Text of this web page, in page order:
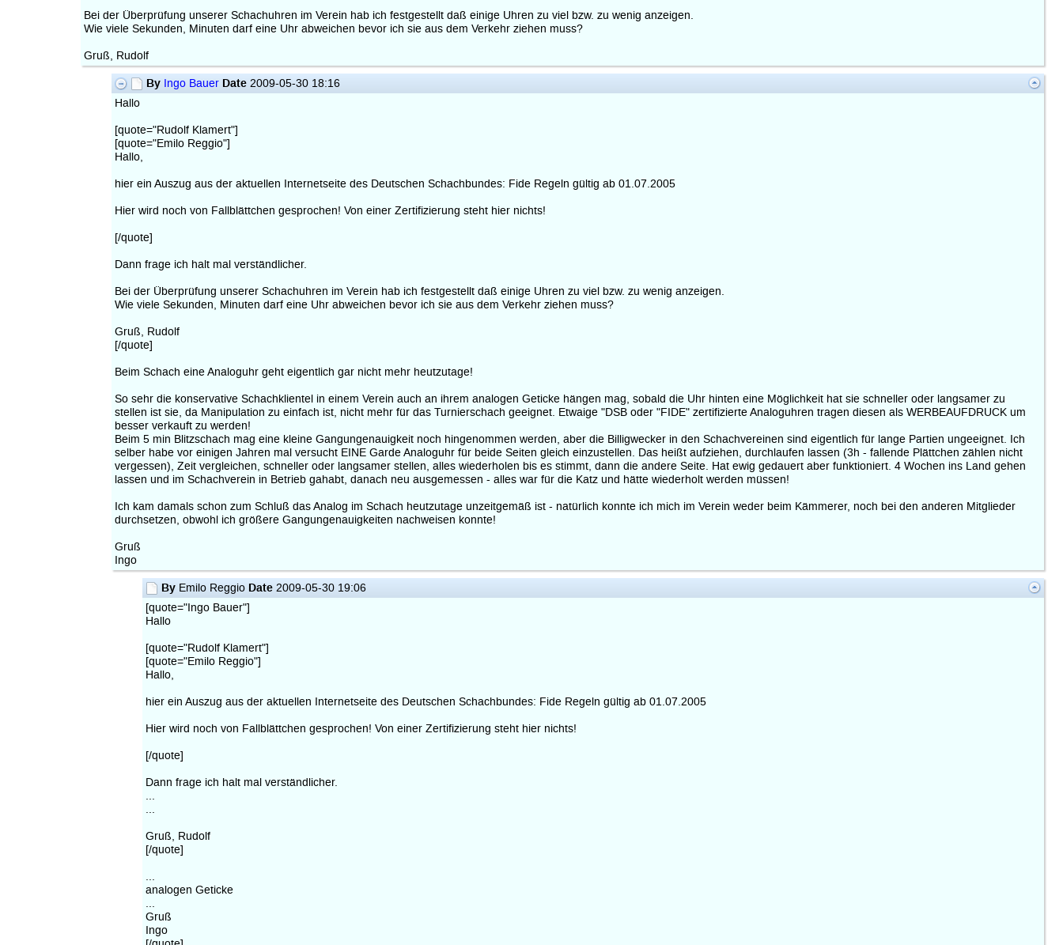
Bei der Überprüfung unserer Schachuhren im Verein hab ich festgestellt daß einige Uhren zu viel bzw. zu wenig anzeigen.
Wie viele Sekunden, Minuten darf eine Uhr abweichen bevor ich sie aus dem Verkehr ziehen muss?
Gruß, Rudolf
By Ingo Bauer Date 2009-05-30 18:16
Hallo
[quote="Rudolf Klamert"]
[quote="Emilo Reggio"]
Hallo,
hier ein Auszug aus der aktuellen Internetseite des Deutschen Schachbundes: Fide Regeln gültig ab 01.07.2005
Hier wird noch von Fallblättchen gesprochen! Von einer Zertifizierung steht hier nichts!
[/quote]
Dann frage ich halt mal verständlicher.
Bei der Überprüfung unserer Schachuhren im Verein hab ich festgestellt daß einige Uhren zu viel bzw. zu wenig anzeigen.
Wie viele Sekunden, Minuten darf eine Uhr abweichen bevor ich sie aus dem Verkehr ziehen muss?
Gruß, Rudolf
[/quote]
Beim Schach eine Analoguhr geht eigentlich gar nicht mehr heutzutage!
So sehr die konservative Schachklientel in einem Verein auch an ihrem analogen Geticke hängen mag, sobald die Uhr hinten eine Möglichkeit hat sie schneller oder langsamer zu
stellen ist sie, da Manipulation zu einfach ist, nicht mehr für das Turnierschach geeignet. Etwaige "DSB oder "FIDE" zertifizierte Analoguhren tragen diesen als WERBEAUFDRUCK um
besser verkauft zu werden!
Beim 5 min Blitzschach mag eine kleine Gangungenauigkeit noch hingenommen werden, aber die Billigwecker in den Schachvereinen sind eigentlich für lange Partien ungeeignet. Ich
selber habe vor einigen Jahren mal versucht EINE Garde Analoguhr für beide Seiten gleich einzustellen. Das heißt aufziehen, durchlaufen lassen (3h - fallende Plättchen zählen nicht
vergessen), Zeit vergleichen, schneller oder langsamer stellen, alles wiederholen bis es stimmt, dann die andere Seite. Hat ewig gedauert aber funktioniert. 4 Wochen ins Land gehen
lassen und im Schachverein in Betrieb gahabt, danach neu ausgemessen - alles war für die Katz und hätte wiederholt werden müssen!
Ich kam damals schon zum Schluß das Analog im Schach heutzutage unzeitgemäß ist - natürlich konnte ich mich im Verein weder beim Kämmerer, noch bei den anderen Mitglieder
durchsetzen, obwohl ich größere Gangungenauigkeiten nachweisen konnte!
Gruß
Ingo
ByEmilo Reggio Date2009-05-30 19:06
[quote="Ingo Bauer"]
Hallo
[quote="Rudolf Klamert"]
[quote="Emilo Reggio"]
Hallo,
hier ein Auszug aus der aktuellen Internetseite des Deutschen Schachbundes: Fide Regeln gültig ab 01.07.2005
Hier wird noch von Fallblättchen gesprochen! Von einer Zertifizierung steht hier nichts!
[/quote]
Dann frage ich halt mal verständlicher.
...
...
Gruß, Rudolf
[/quote]
...
analogen Geticke
...
Gruß
Ingo